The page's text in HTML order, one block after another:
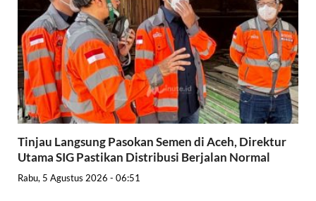
Tinjau Langsung Pasokan Semen di Aceh, Direktur
Utama SIG Pastikan Distribusi Berjalan Normal
Rabu, 5 Agustus 2026 - 06:51